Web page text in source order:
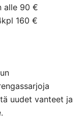
alle 90 €
160 €
uudet vanteet ja